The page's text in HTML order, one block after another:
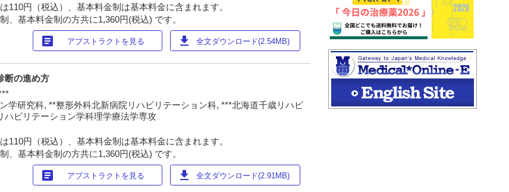
110円（税込）、基本料金制は基本料金に含まれます。
、基本料金制の方共に1,360円(税込) です。
article アブストラクトを見る download 全文ダウンロード(2.54MB)
断の進め方
学研究科, **整形外科北新病院リハビリテーション科, ***北海道千歳リハビ
ハビリテーション学科理学療法学専攻
110円（税込）、基本料金制は基本料金に含まれます。
、基本料金制の方共に1,360円(税込) です。
article アブストラクトを見る download 全文ダウンロード(2.91MB)